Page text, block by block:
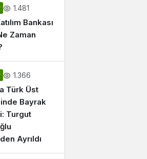
1.481
Bankası
Zaman
1.366
Türk Üst
Bayrak
Turgut
Ayrıldı